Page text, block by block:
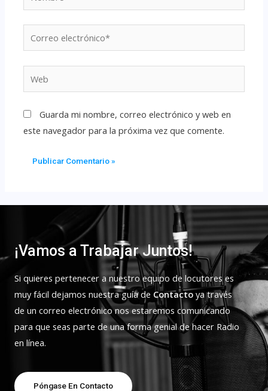
Guarda mi nombre, correo electrónico y web en
este navegador para la próxima vez que comente.
¡Vamos a Trabajar Juntos!
Si quieres pertenecer a nuestro equipo de locutores es
muy fácil dejamos nuestra guía de Contactoya través
de un correo electrónico nos estaremos comunicando
para que seas parte de una forma genial de hacer Radio
en línea.
Póngase En Contacto